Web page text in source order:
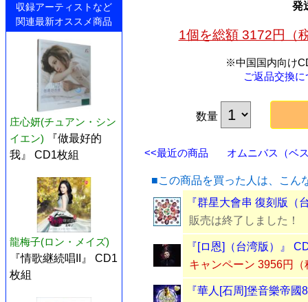
収録アーティストなど
関連最新オススメ商品
庄心妍(チュアン・シン
イエン)
『做最好的
我』 CD1枚組
龍梅子(ロン・メイズ)
『情歌継続唱II』 CD1
枚組
発
1個を総額 3172円（
※中国国内向け
ご返品交換
数量
<<最近の商品 オムニバス（ベ
■この商品を買った人は、こん
『群星大會串 復刻版（
販売は終了しました！
『[ロ恩]（台湾版）』
キャンペーン 3956円（
『華人[石周]堡音樂帝